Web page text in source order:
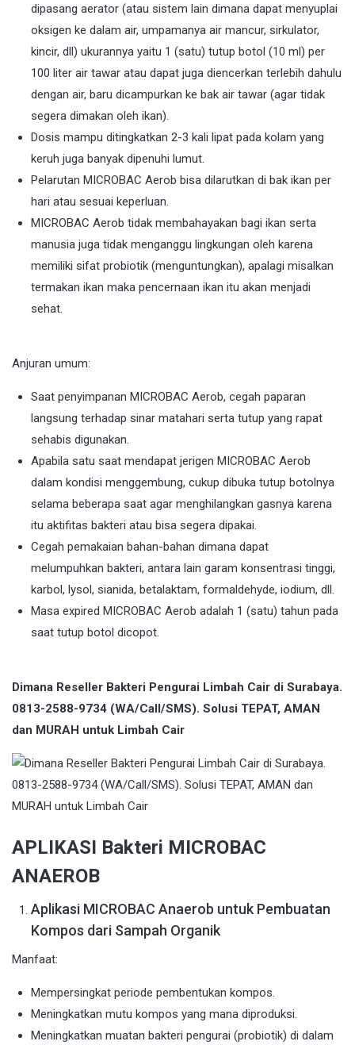
dipasang aerator (atau sistem lain dimana dapat menyuplai
oksigen ke dalam air, umpamanya air mancur, sirkulator,
kincir, dll) ukurannya yaitu 1 (satu) tutup botol (10 ml) per
100 liter air tawar atau dapat juga diencerkan terlebih dahulu
dengan air, baru dicampurkan ke bak air tawar (agar tidak
segera dimakan oleh ikan).
Dosis mampu ditingkatkan 2-3 kali lipat pada kolam yang
keruh juga banyak dipenuhi lumut.
Pelarutan MICROBAC Aerob bisa dilarutkan di bak ikan per
hari atau sesuai keperluan.
MICROBAC Aerob tidak membahayakan bagi ikan serta
manusia juga tidak menganggu lingkungan oleh karena
memiliki sifat probiotik (menguntungkan), apalagi misalkan
termakan ikan maka pencernaan ikan itu akan menjadi
sehat.
Anjuran umum:
Saat penyimpanan MICROBAC Aerob, cegah paparan
langsung terhadap sinar matahari serta tutup yang rapat
sehabis digunakan.
Apabila satu saat mendapat jerigen MICROBAC Aerob
dalam kondisi menggembung, cukup dibuka tutup botolnya
selama beberapa saat agar menghilangkan gasnya karena
itu aktifitas bakteri atau bisa segera dipakai.
Cegah pemakaian bahan-bahan dimana dapat
melumpuhkan bakteri, antara lain garam konsentrasi tinggi,
karbol, lysol, sianida, betalaktam, formaldehyde, iodium, dll.
Masa expired MICROBAC Aerob adalah 1 (satu) tahun pada
saat tutup botol dicopot.
Dimana Reseller Bakteri Pengurai Limbah Cair di Surabaya.
0813-2588-9734 (WA/Call/SMS). Solusi TEPAT, AMAN
dan MURAH untuk Limbah Cair
APLIKASI Bakteri MICROBAC
ANAEROB
Aplikasi MICROBAC Anaerob untuk Pembuatan
Kompos dari Sampah Organik
Manfaat:
Mempersingkat periode pembentukan kompos.
Meningkatkan mutu kompos yang mana diproduksi.
Meningkatkan muatan bakteri pengurai (probiotik) di dalam